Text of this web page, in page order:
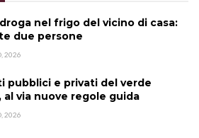
nel frigo del vicino di casa:
due persone
2026
pubblici e privati del verde
al via nuove regole guida
2026